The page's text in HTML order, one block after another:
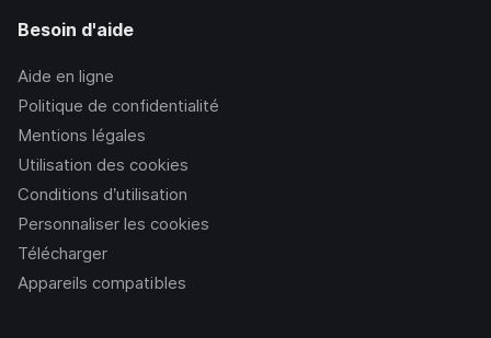
Besoin d'aide
Aide en ligne
Politique de confidentialité
Mentions légales
Utilisation des cookies
Conditions d’utilisation
Personnaliser les cookies
Télécharger
Appareils compatibles